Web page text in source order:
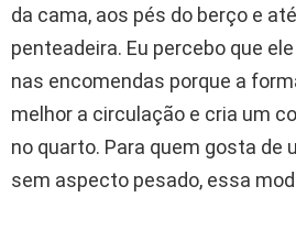
da cama, aos pés do berço e
penteadeira. Eu percebo que
nas encomendas porque a
melhor a circulação e cria um
no quarto. Para quem gosta de
sem aspecto pesado, essa